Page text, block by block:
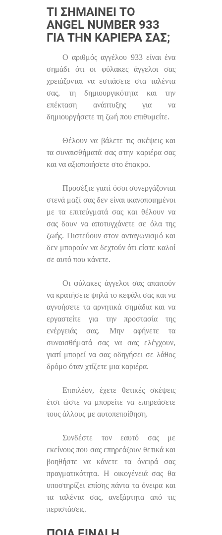
ΤΙ ΣΗΜΑΊΝΕΙ ΤΟ
ANGEL NUMBER 933
ΓΙΑ ΤΗΝ ΚΑΡΙΈΡΑ ΣΑΣ;
Ο αριθμός αγγέλου 933 είναι ένα
σημάδι ότι οι φύλακες άγγελοι σας
χρειάζονται να εστιάσετε στα ταλέντα
σας, τη δημιουργικότητα και την
επέκταση ανάπτυξης για να
δημιουργήσετε τη ζωή που επιθυμείτε.
Θέλουν να βάλετε τις σκέψεις και
τα συναισθήματά σας στην καριέρα σας
και να αξιοποιήσετε στο έπακρο.
Προσέξτε γιατί όσοι συνεργάζονται
στενά μαζί σας δεν είναι ικανοποιημένοι
με τα επιτεύγματά σας και θέλουν να
σας δουν να αποτυγχάνετε σε όλα της
ζωής. Πιστεύουν στον ανταγωνισμό και
δεν μπορούν να δεχτούν ότι είστε καλοί
σε αυτό που κάνετε.
Οι φύλακες άγγελοι σας απαιτούν
να κρατήσετε ψηλά το κεφάλι σας και να
αγνοήσετε τα αρνητικά σημάδια και να
εργαστείτε για την προστασία της
ενέργειάς σας. Μην αφήνετε τα
συναισθήματά σας να σας ελέγχουν,
γιατί μπορεί να σας οδηγήσει σε λάθος
δρόμο όταν χτίζετε μια καριέρα.
Επιπλέον, έχετε θετικές σκέψεις
έτσι ώστε να μπορείτε να επηρεάσετε
τους άλλους με αυτοπεποίθηση.
Συνδέστε τον εαυτό σας με
εκείνους που σας επηρεάζουν θετικά και
βοηθήστε να κάνετε τα όνειρά σας
πραγματικότητα. Η οικογένειά σας θα
υποστηρίζει επίσης πάντα τα όνειρα και
τα ταλέντα σας, ανεξάρτητα από τις
περιστάσεις.